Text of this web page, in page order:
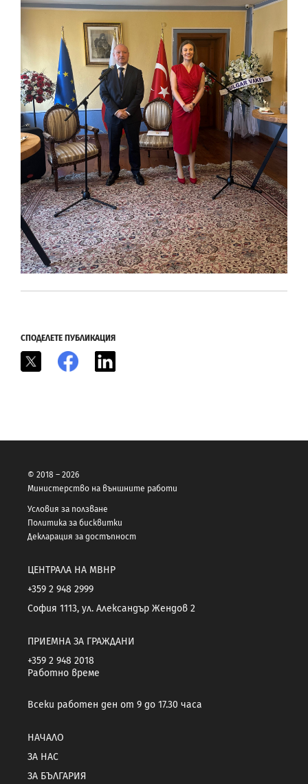
СПОДЕЛЕТЕ ПУБЛИКАЦИЯ
Facebook
© 2018 – 2026
Министерство на външните работи
Условия за ползване
Политика за бисквитки
Декларация за достъпност
ЦЕНТРАЛА НА МВНР
+359 2 948 2999
София 1113, ул. Александър Жендов 2
ПРИЕМНА ЗА ГРАЖДАНИ
+359 2 948 2018
Работно време
Всеки работен ден от 9 до 17.30 часа
НАЧАЛО
ЗА НАС
ЗА БЪЛГАРИЯ